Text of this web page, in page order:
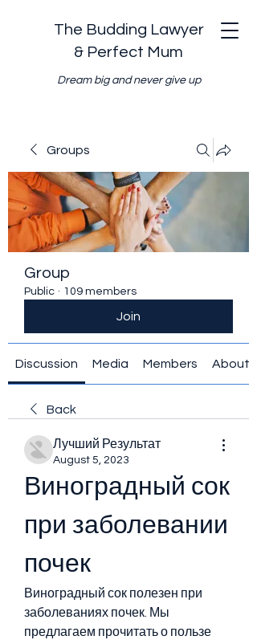
The Budding Lawyer
& Perfect Mum
Dream big and never give up
Groups
Group
Public · 109 members
Join
Discussion Media Members About
Back
Лучший Результат
August 5, 2023
Виноградный сок
при заболевании
почек
Виноградный сок полезен при
заболеваниях почек. Мы
предлагаем прочитать о пользе